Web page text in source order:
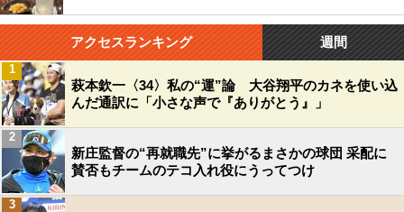
アクセスランキング 週間
萩本欽一〈34〉私の“運”論 大谷翔平のカネを使い込
んだ通訳に「小さな声で『ありがとう』」
1
新庄監督の“再就職先”に挙がるまさかの球団 采配に
賛否もチームのテコ入れ役にうってつけ
2
3